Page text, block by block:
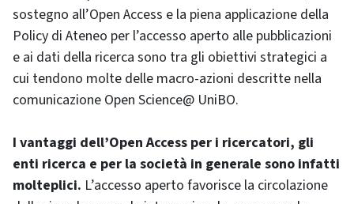
sostegno all’Open Access e la piena applicazione della
Policy di Ateneo per l’accesso aperto alle pubblicazioni
e ai dati della ricerca sono tra gli obiettivi strategici a
cui tendono molte delle macro-azioni descritte nella
comunicazione Open Science@ UniBO.
I vantaggi dell’Open Access per i ricercatori, gli
enti ricerca e per la società in generale sono infatti
molteplici. L’accesso aperto favorisce la circolazione